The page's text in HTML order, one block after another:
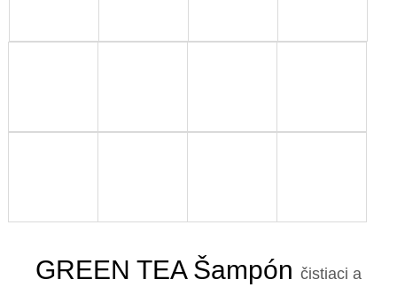
GREEN TEA Šampón čistiaci a